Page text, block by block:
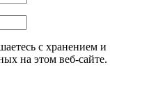
с хранением и
на этом веб-сайте.